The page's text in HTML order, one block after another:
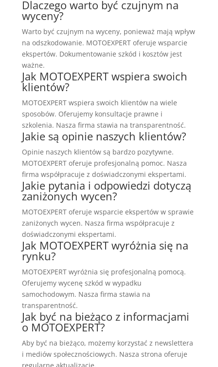
Dlaczego warto być czujnym na
wyceny?
Warto być czujnym na wyceny, ponieważ mają wpływ
na odszkodowanie. MOTOEXPERT oferuje wsparcie
ekspertów. Dokumentowanie szkód i kosztów jest
ważne.
Jak MOTOEXPERT wspiera swoich
klientów?
MOTOEXPERT wspiera swoich klientów na wiele
sposobów. Oferujemy konsultacje prawne i
szkolenia. Nasza firma stawia na transparentność.
Jakie są opinie naszych klientów?
Opinie naszych klientów są bardzo pozytywne.
MOTOEXPERT oferuje profesjonalną pomoc. Nasza
firma współpracuje z doświadczonymi ekspertami.
Jakie pytania i odpowiedzi dotyczą
zaniżonych wycen?
MOTOEXPERT oferuje wsparcie ekspertów w sprawie
zaniżonych wycen. Nasza firma współpracuje z
doświadczonymi ekspertami.
Jak MOTOEXPERT wyróżnia się na
rynku?
MOTOEXPERT wyróżnia się profesjonalną pomocą.
Oferujemy wycenę szkód w wypadku
samochodowym. Nasza firma stawia na
transparentność.
Jak być na bieżąco z informacjami
o MOTOEXPERT?
Aby być na bieżąco, możemy korzystać z newslettera
i mediów społecznościowych. Nasza strona oferuje